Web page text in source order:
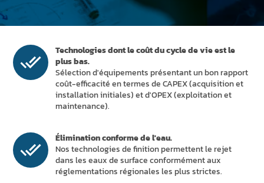
Technologies dont le coût du cycle de vie est le
plus bas.
Sélection d'équipements présentant un bon rapport
coût-efficacité en termes de CAPEX (acquisition et
installation initiales) et d'OPEX (exploitation et
maintenance).
Élimination conforme de l'eau.
Nos technologies de finition permettent le rejet
dans les eaux de surface conformément aux
réglementations régionales les plus strictes.